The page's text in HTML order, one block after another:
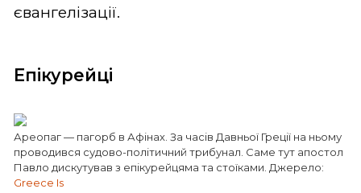
євангелізації.
Епікурейці
Ареопаг — пагорб в Афінах. За часів Давньої Греції на ньому
проводився судово-політичний трибунал. Саме тут апостол
Павло дискутував з епікурейцяма та стоїками. Джерело:
Greece Is